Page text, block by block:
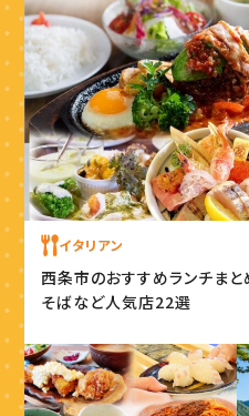
イタリアン
西条市のおすすめランチまと
そばなど人気店22選